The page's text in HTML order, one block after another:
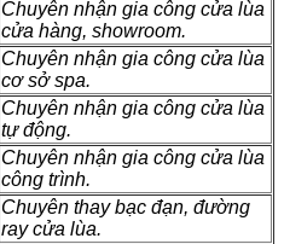
Chuyên nhận gia công cửa lùa
cửa hàng, showroom.
Chuyên nhận gia công cửa lùa
cơ sở spa.
Chuyên nhận gia công cửa lùa
tự động.
Chuyên nhận gia công cửa lùa
công trình.
Chuyên thay bạc đạn, đường
ray cửa lùa.